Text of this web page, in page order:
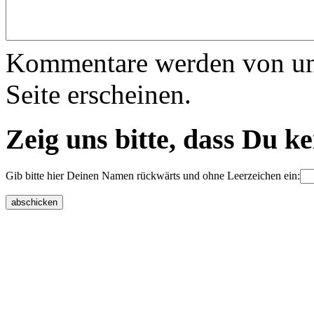
Kommentare werden von
Seite erscheinen.
Zeig uns bitte, dass Du
Gib bitte hier Deinen Namen rückwärts und ohne Leerzeichen ein: